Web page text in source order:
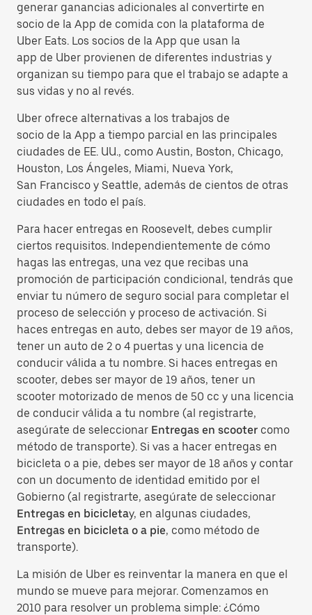
generar ganancias adicionales al convertirte en
socio de la App de comida con la plataforma de
Uber Eats. Los socios de la App que usan la
app de Uber provienen de diferentes industrias y
organizan su tiempo para que el trabajo se adapte a
sus vidas y no al revés.
Uber ofrece alternativas a los trabajos de
socio de la App a tiempo parcial en las principales
ciudades de EE. UU., como Austin, Boston, Chicago,
Houston, Los Ángeles, Miami, Nueva York,
San Francisco y Seattle, además de cientos de otras
ciudades en todo el país.
Para hacer entregas en Roosevelt, debes cumplir
ciertos requisitos. Independientemente de cómo
hagas las entregas, una vez que recibas una
promoción de participación condicional, tendrás que
enviar tu número de seguro social para completar el
proceso de selección y proceso de activación. Si
haces entregas en auto, debes ser mayor de 19 años,
tener un auto de 2 o 4 puertas y una licencia de
conducir válida a tu nombre. Si haces entregas en
scooter, debes ser mayor de 19 años, tener un
scooter motorizado de menos de 50 cc y una licencia
de conducir válida a tu nombre (al registrarte,
asegúrate de seleccionar Entregas en scooter como
método de transporte). Si vas a hacer entregas en
bicicleta o a pie, debes ser mayor de 18 años y contar
con un documento de identidad emitido por el
Gobierno (al registrarte, asegúrate de seleccionar
Entregas en bicicletay, en algunas ciudades,
Entregas en bicicleta o a pie, como método de
transporte).
La misión de Uber es reinventar la manera en que el
mundo se mueve para mejorar. Comenzamos en
2010 para resolver un problema simple: ¿Cómo